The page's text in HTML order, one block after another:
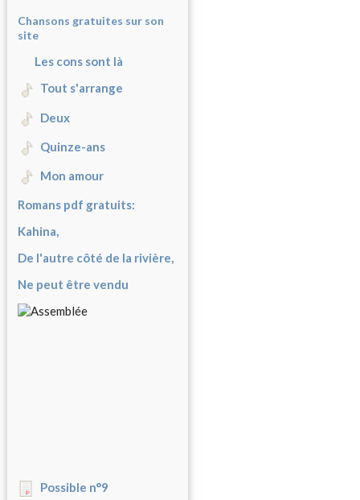
Chansons gratuites sur son
site
Les cons sont là
Tout s'arrange
Deux
Quinze-ans
Mon amour
Romans pdf gratuits:
Kahina,
De l'autre côté de la rivière,
Ne peut être vendu
Possible n°9